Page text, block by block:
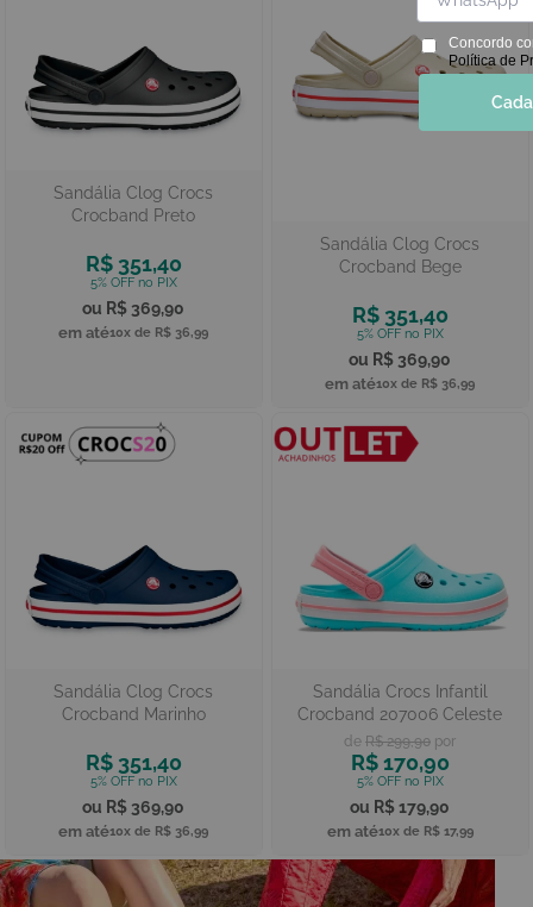
Sandália Clog Crocs
Crocband Preto
R$ 351,40
R$ 369,90
10x de R$ 36,99
Sandália Clog Crocs
Crocband Bege
R$ 351,40
R$ 369,90
10x de R$ 36,99
Sandália Clog Crocs
Crocband Marinho
R$ 351,40
R$ 369,90
10x de R$ 36,99
Sandália Crocs Infantil
Crocband 207006 Celeste
R$ 170,90
R$ 299,90
R$ 179,90
10x de R$ 17,99
Concordo
Política de